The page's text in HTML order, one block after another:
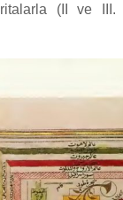
(II ve III.